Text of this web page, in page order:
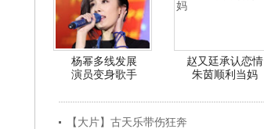
杨幂多线发展
演员变身歌手
赵又廷承认恋情
朱茵顺利当妈
【大片】古天乐带伤狂奔